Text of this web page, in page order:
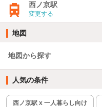
西ノ京駅
変更する
地図
地図から探す
人気の条件
西ノ京駅 x 一人暮らし向け